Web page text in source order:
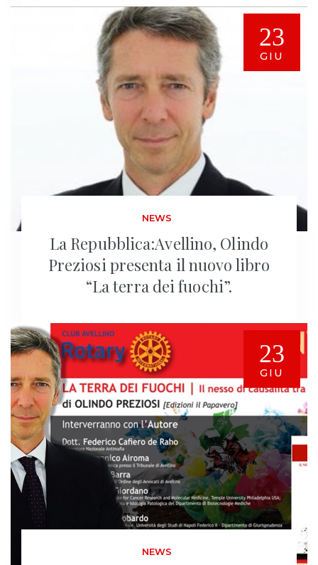
23
GIU
NEWS
La Repubblica:Avellino, Olindo
Preziosi presenta il nuovo libro
“La terra dei fuochi”.
23
GIU
NEWS